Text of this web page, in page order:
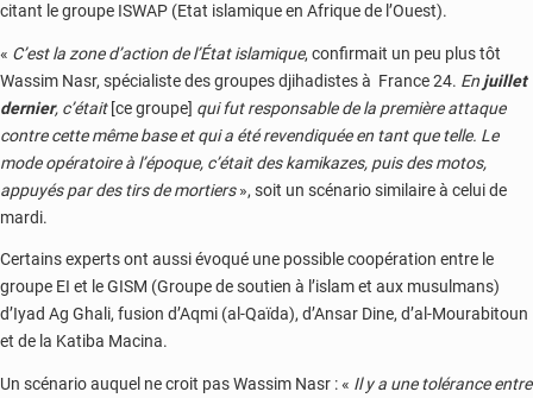
citant le groupe ISWAP (Etat islamique en Afrique de l’Ouest).
« C’est la zone d’action de l’État islamique, confirmait un peu plus tôt
Wassim Nasr, spécialiste des groupes djihadistes à France 24. En juillet
dernier, c’était[ce groupe] qui fut responsable de la première attaque
contre cette même base et qui a été revendiquée en tant que telle. Le
mode opératoire à l’époque, c’était des kamikazes, puis des motos,
appuyés par des tirs de mortiers», soit un scénario similaire à celui de
mardi.
Certains experts ont aussi évoqué une possible coopération entre le
groupe EI et le GISM (Groupe de soutien à l’islam et aux musulmans)
d’Iyad Ag Ghali, fusion d’Aqmi (al-Qaïda), d’Ansar Dine, d’al-Mourabitoun
et de la Katiba Macina.
Un scénario auquel ne croit pas Wassim Nasr : « Il y a une tolérance entre